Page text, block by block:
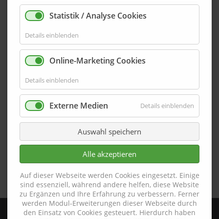
ALU-PLAN®Produkte, wie Sockelleisten,
Vielzahl an Einbaumöglichkeiten vor. Mitunter können
einzelne Profile unterschiedlich verbaut oder auch mit
anderen Profilen kombiniert werden. Ferner können
PLAN®erstellt und bezogen werden, welche so direkt
auf ihr Bauvorhaben abgestimmt wurden.
Auf den nachfolgenden Seiten haben wir für Sie häufig
gestellte Fragen und Antworten zusammengestellt.
Desweiteren erhalten auf den nachfolgenden
Unterseiten, weitere Informationen zu Einbau,
PLAN®.
Statistik / Analyse Cookies
Details einblenden
Online-Marketing Cookies
Details einblenden
Externe Medien Details einblenden
Auswahl speichern
Alle akzeptieren
Auf dieser Webseite werden Cookies eingesetzt. Einige
sind essenziell, während andere helfen, diese Website
zu Ergänzen und Ihre Erfahrung zu verbessern. Ferner
werden Modul-Erweiterungen dieser Webseite durch
den Einsatz von Cookies gesteuert. Hierdurch haben